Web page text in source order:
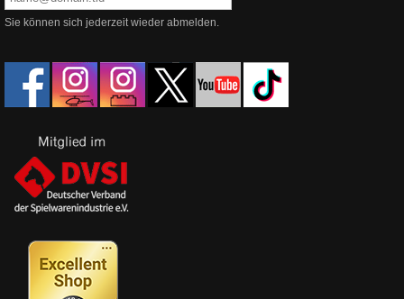
Sie können sich jederzeit wieder abmelden.